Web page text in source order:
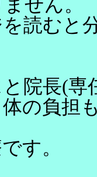
せん。
読むと
院長(
の負担
す。